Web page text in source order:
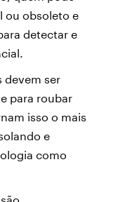
ou obsoleto e
detectar e
devem ser
para roubar
isso o mais
e
como